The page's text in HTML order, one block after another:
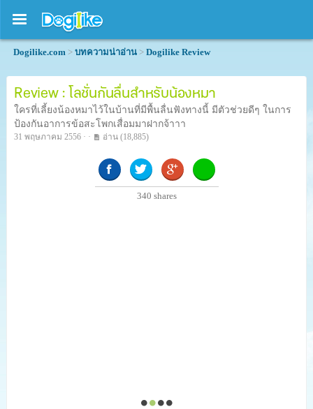
Dogilike.com > บทความน่าอ่าน > Dogilike Review
Review : โลชั่นกันลื่นสำหรับน้องหมา
ใครที่เลี้ยงน้องหมาไว้ในบ้านที่มีพื้นลื่นฟังทางนี้ มีตัวช่วยดีๆ ในการ
ป้องกันอาการข้อสะโพกเสื่อมมาฝากจ้าาา
31 พฤษภาคม 2556 · · อ่าน (18,885)
340 shares